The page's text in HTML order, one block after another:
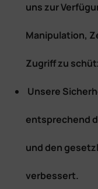
uns zur
Manipulation,
Zugriff zu
Unsere
entsprechend
und den
verbessert.